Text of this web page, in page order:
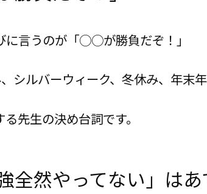
に言うのが「○○が勝負だぞ！」
シルバーウィーク、冬休み、年末年
先生の決め台詞です。
全然やってない」は